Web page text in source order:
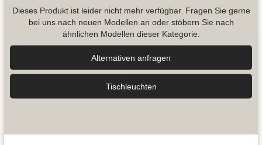
Dieses Produkt ist leider nicht mehr verfügbar. Fragen Sie gerne
bei uns nach neuen Modellen an oder stöbern Sie nach
ähnlichen Modellen dieser Kategorie.
Alternativen anfragen
Tisch­leuchten